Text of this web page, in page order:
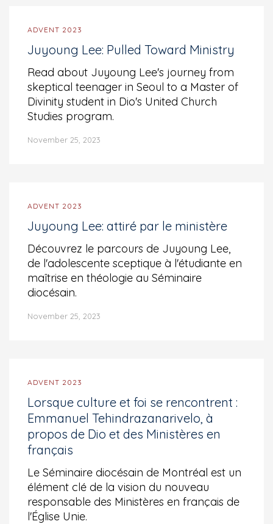
ADVENT 2023
Juyoung Lee: Pulled Toward Ministry
Read about Juyoung Lee's journey from
skeptical teenager in Seoul to a Master of
Divinity student in Dio's United Church
Studies program.
November 25, 2023
ADVENT 2023
Juyoung Lee: attiré par le ministère
Découvrez le parcours de Juyoung Lee,
de l'adolescente sceptique à l'étudiante en
maîtrise en théologie au Séminaire
diocésain.
November 25, 2023
ADVENT 2023
Lorsque culture et foi se rencontrent :
Emmanuel Tehindrazanarivelo, à
propos de Dio et des Ministères en
français
Le Séminaire diocésain de Montréal est un
élément clé de la vision du nouveau
responsable des Ministères en français de
l'Église Unie.